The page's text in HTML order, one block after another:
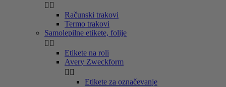
 
Računski trakovi
Termo trakovi
Samolepilne etikete, folije
 
Etikete na roli
Avery Zweckform
 
Etikete za označevanje